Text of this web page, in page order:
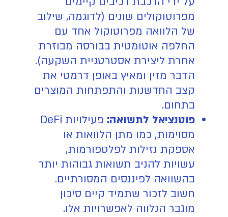
מפרוטוקולים שונים (לדוגמה, שילוב
של הלוואה מפרוטוקול אחד עם
החלפה אוטומטית בבורסה מבוזרת
אחרת ליצירת אסטרטגיית השקעה).
הדבר מזין ומאיץ באופן דרמטי את
קצב החדשנות והתפתחות המוצרים
בתחום.
פוטנציאל לתשואה:
פעילויות DeFi
מסוימות, כמו מתן הלוואות או
אספקת נזילות לפלטפורמות,
עשויות להניב תשואות גבוהות יותר
בהשוואה לפיננסים המסורתיים.
חשוב לזכור שתמיד קיים סיכון
מוגבר הנלווה לאפשרויות אלו.